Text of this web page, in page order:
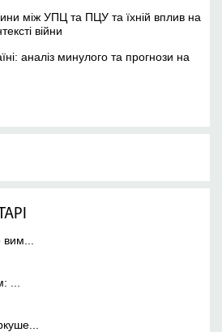
між УПЦ та ПЦУ та їхній вплив на
війни
аналіз минулого та прогнози на
...